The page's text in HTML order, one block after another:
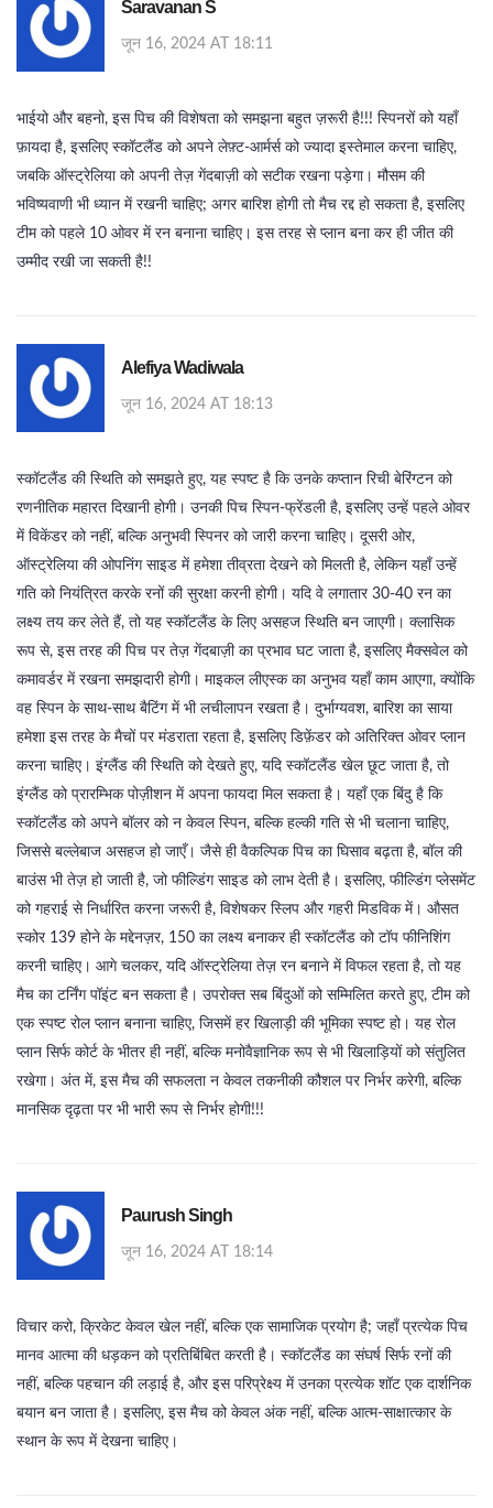
Saravanan S
जून 16, 2024 AT 18:11
भाईयो और बहनो, इस पिच की विशेषता को समझना बहुत ज़रूरी है!!! स्पिनरों को यहाँ
फ़ायदा है, इसलिए स्कॉटलैंड को अपने लेफ़्ट‑आर्मर्स को ज्यादा इस्तेमाल करना चाहिए,
जबकि ऑस्ट्रेलिया को अपनी तेज़ गेंदबाज़ी को सटीक रखना पड़ेगा। मौसम की
भविष्यवाणी भी ध्यान में रखनी चाहिए; अगर बारिश होगी तो मैच रद्द हो सकता है, इसलिए
टीम को पहले 10 ओवर में रन बनाना चाहिए। इस तरह से प्लान बना कर ही जीत की
उम्मीद रखी जा सकती है!!
Alefiya Wadiwala
जून 16, 2024 AT 18:13
स्कॉटलैंड की स्थिति को समझते हुए, यह स्पष्ट है कि उनके कप्तान रिची बेरिंग्टन को
रणनीतिक महारत दिखानी होगी। उनकी पिच स्पिन‑फ्रेंडली है, इसलिए उन्हें पहले ओवर
में विकेंडर को नहीं, बल्कि अनुभवी स्पिनर को जारी करना चाहिए। दूसरी ओर,
ऑस्ट्रेलिया की ओपनिंग साइड में हमेशा तीव्रता देखने को मिलती है, लेकिन यहाँ उन्हें
गति को नियंत्रित करके रनों की सुरक्षा करनी होगी। यदि वे लगातार 30‑40 रन का
लक्ष्य तय कर लेते हैं, तो यह स्कॉटलैंड के लिए असहज स्थिति बन जाएगी। क्लासिक
रूप से, इस तरह की पिच पर तेज़ गेंदबाज़ी का प्रभाव घट जाता है, इसलिए मैक्सवेल को
कमावर्डर में रखना समझदारी होगी। माइकल लीएस्क का अनुभव यहाँ काम आएगा, क्योंकि
वह स्पिन के साथ-साथ बैटिंग में भी लचीलापन रखता है। दुर्भाग्यवश, बारिश का साया
हमेशा इस तरह के मैचों पर मंडराता रहता है, इसलिए डिफ़ेंडर को अतिरिक्त ओवर प्लान
करना चाहिए। इंग्लैंड की स्थिति को देखते हुए, यदि स्कॉटलैंड खेल छूट जाता है, तो
इंग्लैंड को प्रारम्भिक पोज़ीशन में अपना फायदा मिल सकता है। यहाँ एक बिंदु है कि
स्कॉटलैंड को अपने बॉलर को न केवल स्पिन, बल्कि हल्की गति से भी चलाना चाहिए,
जिससे बल्लेबाज असहज हो जाएँ। जैसे ही वैकल्पिक पिच का घिसाव बढ़ता है, बॉल की
बाउंस भी तेज़ हो जाती है, जो फील्डिंग साइड को लाभ देती है। इसलिए, फील्डिंग प्लेसमेंट
को गहराई से निर्धारित करना जरूरी है, विशेषकर स्लिप और गहरी मिडविक में। औसत
स्कोर 139 होने के मद्देनज़र, 150 का लक्ष्य बनाकर ही स्कॉटलैंड को टॉप फीनिशिंग
करनी चाहिए। आगे चलकर, यदि ऑस्ट्रेलिया तेज़ रन बनाने में विफल रहता है, तो यह
मैच का टर्निंग पॉइंट बन सकता है। उपरोक्त सब बिंदुओं को सम्मिलित करते हुए, टीम को
एक स्पष्ट रोल प्लान बनाना चाहिए, जिसमें हर खिलाड़ी की भूमिका स्पष्ट हो। यह रोल
प्लान सिर्फ कोर्ट के भीतर ही नहीं, बल्कि मनोवैज्ञानिक रूप से भी खिलाड़ियों को संतुलित
रखेगा। अंत में, इस मैच की सफलता न केवल तकनीकी कौशल पर निर्भर करेगी, बल्कि
मानसिक दृढ़ता पर भी भारी रूप से निर्भर होगी!!!
Paurush Singh
जून 16, 2024 AT 18:14
विचार करो, क्रिकेट केवल खेल नहीं, बल्कि एक सामाजिक प्रयोग है; जहाँ प्रत्येक पिच
मानव आत्मा की धड़कन को प्रतिबिंबित करती है। स्कॉटलैंड का संघर्ष सिर्फ रनों की
नहीं, बल्कि पहचान की लड़ाई है, और इस परिप्रेक्ष्य में उनका प्रत्येक शॉट एक दार्शनिक
बयान बन जाता है। इसलिए, इस मैच को केवल अंक नहीं, बल्कि आत्म-साक्षात्कार के
स्थान के रूप में देखना चाहिए।